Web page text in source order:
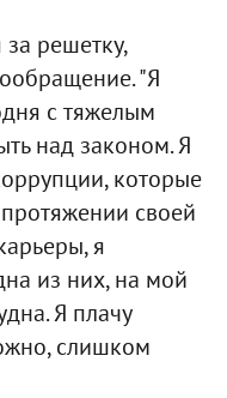
решетку,
"Я
с тяжелым
над законом. Я
которые
своей
я
из них, на мой
Я плачу
слишком